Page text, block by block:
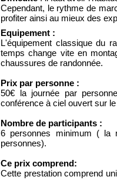
Cependant, le rythme de
profiter ainsi au mieux des
Equipement :
L'équipement classique du
temps change vite en
chaussures de randonnée.
Prix par personne :
50€ la journée par
conférence à ciel ouvert sur
Nombre de participants :
6 personnes minimum ( la
personnes).
Ce prix comprend:
Cette prestation comprend